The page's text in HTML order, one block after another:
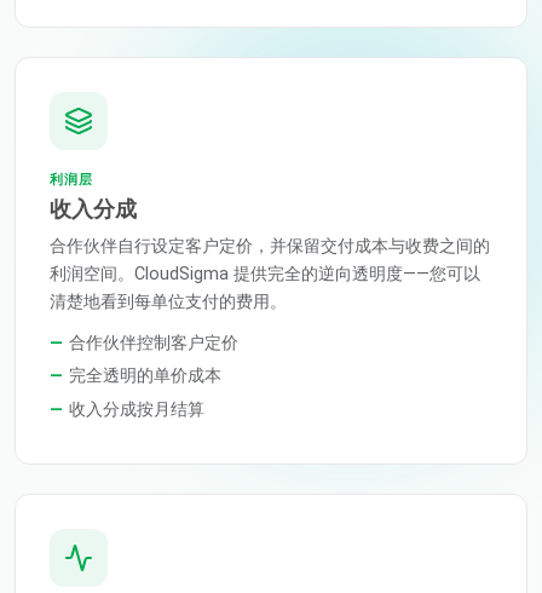
利润层
收入分成
合作伙伴自行设定客户定价，并保留交付成本与收费之间的
利润空间。CloudSigma 提供完全的逆向透明度——您可以
清楚地看到每单位支付的费用。
合作伙伴控制客户定价
完全透明的单价成本
收入分成按月结算